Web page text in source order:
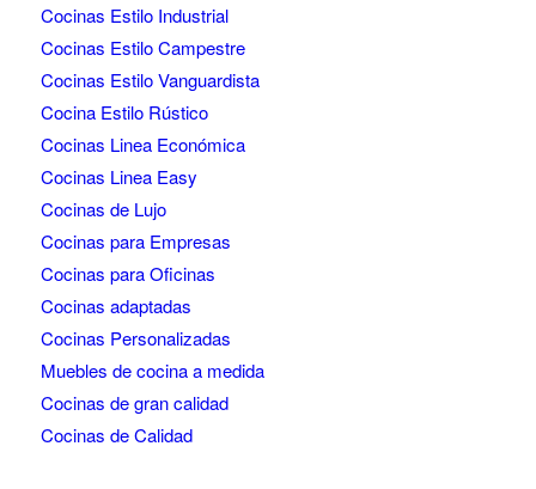
Cocinas Estilo Industrial
Cocinas Estilo Campestre
Cocinas Estilo Vanguardista
Cocina Estilo Rústico
Cocinas Linea Económica
Cocinas Linea Easy
Cocinas de Lujo
Cocinas para Empresas
Cocinas para Oficinas
Cocinas adaptadas
Cocinas Personalizadas
Muebles de cocina a medida
Cocinas de gran calidad
Cocinas de Calidad